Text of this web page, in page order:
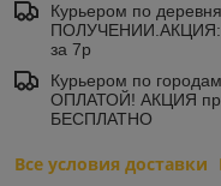
Курьером по
ПОЛУЧЕНИИ.АКЦИЯ:
за 7р
Курьером по
ОПЛАТОЙ! АКЦИЯ при
БЕСПЛАТНО
Все условия доставки